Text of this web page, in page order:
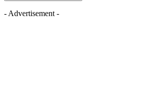
- Advertisement -